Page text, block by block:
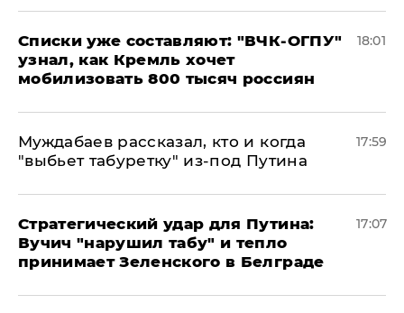
Списки уже составляют: "ВЧК-ОГПУ"
узнал, как Кремль хочет
мобилизовать 800 тысяч россиян
18:01
Муждабаев рассказал, кто и когда
"выбьет табуретку" из-под Путина
17:59
Стратегический удар для Путина:
Вучич "нарушил табу" и тепло
принимает Зеленского в Белграде
17:07